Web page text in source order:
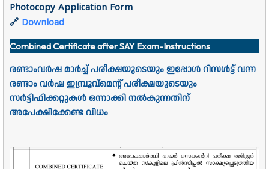
Photocopy Application Form
🔗 Download
Combined Certificate after SAY Exam-Instructions
രണ്ടാംവർഷ മാർച്ച് പരീക്ഷയുടെയും ഇപ്പോൾ റിസൾട്ട് വന്ന
രണ്ടാം വർഷ ഇമ്പ്രൂവ്മെന്റ് പരീക്ഷയുടെയും
സർട്ടിഫിക്കറ്റുകൾ ഒന്നാക്കി നൽകുന്നതിന്
അപേക്ഷിക്കേണ്ട വിധം